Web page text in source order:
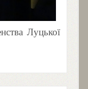
Луцької